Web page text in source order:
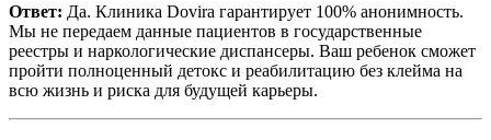
Ответ: Да. Клиника Dovira гарантирует 100% анонимность.
Мы не передаем данные пациентов в государственные
реестры и наркологические диспансеры. Ваш ребенок сможет
пройти полноценный детокс и реабилитацию без клейма на
всю жизнь и риска для будущей карьеры.